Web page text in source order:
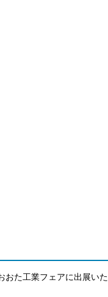
た工業フェアに出展い